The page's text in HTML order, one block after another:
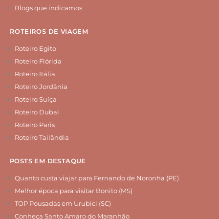
Blogs que indicamos
ROTEIROS DE VIAGEM
Roteiro Egito
Roteiro Flórida
Roteiro Itália
Roteiro Jordânia
Roteiro Suíça
Roteiro Dubai
Roteiro Paris
Roteiro Tailândia
POSTS EM DESTAQUE
Quanto custa viajar para Fernando de Noronha (PE)
Melhor época para visitar Bonito (MS)
TOP Pousadas em Urubici (SC)
Conheça Santo Amaro do Maranhão